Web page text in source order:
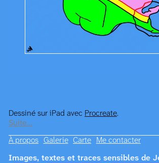
Dessiné sur iPad avec Procreate.
Suite…
À propos Galerie Carte Me contacter
Images, textes et traces sensibles de